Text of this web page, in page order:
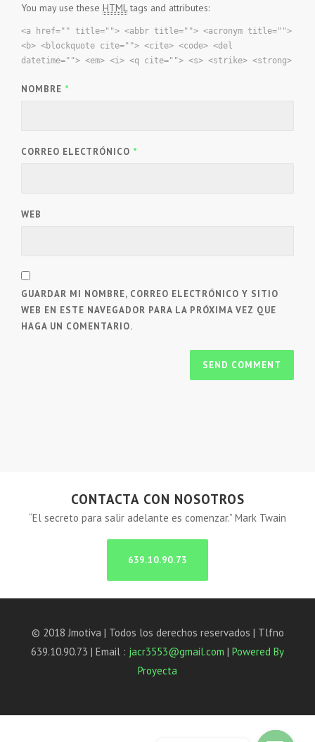
You may use these HTMLtags and attributes:
<a href="" title=""> <abbr title=""> <acronym title="">
<b> <blockquote cite=""> <cite> <code> <del
datetime=""> <em> <i> <q cite=""> <s> <strike> <strong>
NOMBRE *
CORREO ELECTRÓNICO *
WEB
GUARDAR MI NOMBRE, CORREO ELECTRÓNICO Y SITIO
WEB EN ESTE NAVEGADOR PARA LA PRÓXIMA VEZ QUE
HAGA UN COMENTARIO.
CONTACTA CON NOSOTROS
“El secreto para salir adelante es comenzar.” Mark Twain
639.10.90.73
© 2018 Jmotiva | Todos los derechos reservados | Tlfno
639.10.90.73 | Email : jacr3553@gmail.com | Powered By
Proyecta